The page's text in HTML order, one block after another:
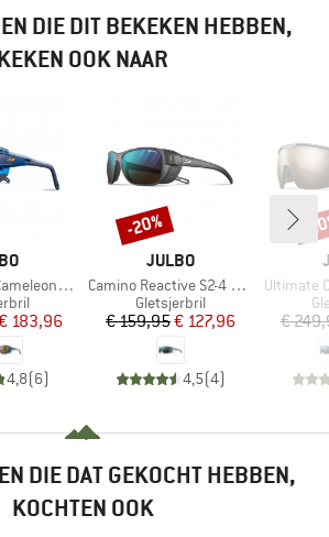
DIE DIT BEKEKEN HEBBEN,
OOK NAAR
S2-4
prijs
183,96
4,8(6)
MERK
JULBO
Artikel
Camino Reactive S2-4 (VLT 35-7%)
Productgroep
Gletsjerbril
Prijs
€ 159,95Verlaagde prijs
€ 127,96
4,5(4)
Korting
-20%
Artikel
Ultimate Cover
€
-
DIE DAT GEKOCHT HEBBEN,
KOCHTEN OOK